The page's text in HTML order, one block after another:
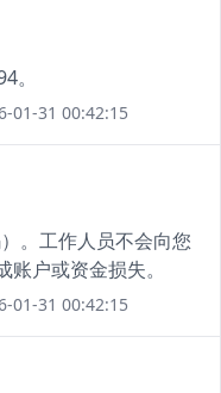
。
01-31 00:42:15
。工作人员不会向您
户或资金损失。
01-31 00:42:15